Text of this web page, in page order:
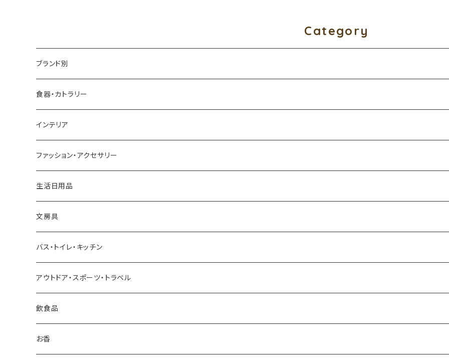
Category
ブランド別
アイダシュン ／ by age 18 オリジナル
四十沢木材工芸
アッシュコンセプト
近江和ろうそく大與／DAIYO
Oowets
KIKIME
コロリドー
THE
THE NODOKA
食器・カトラリー
インテリア
ファッション・アクセサリー
生活日用品
文房具
バス・トイレ・キッチン
アウトドア・スポーツ・トラベル
飲食品
お香